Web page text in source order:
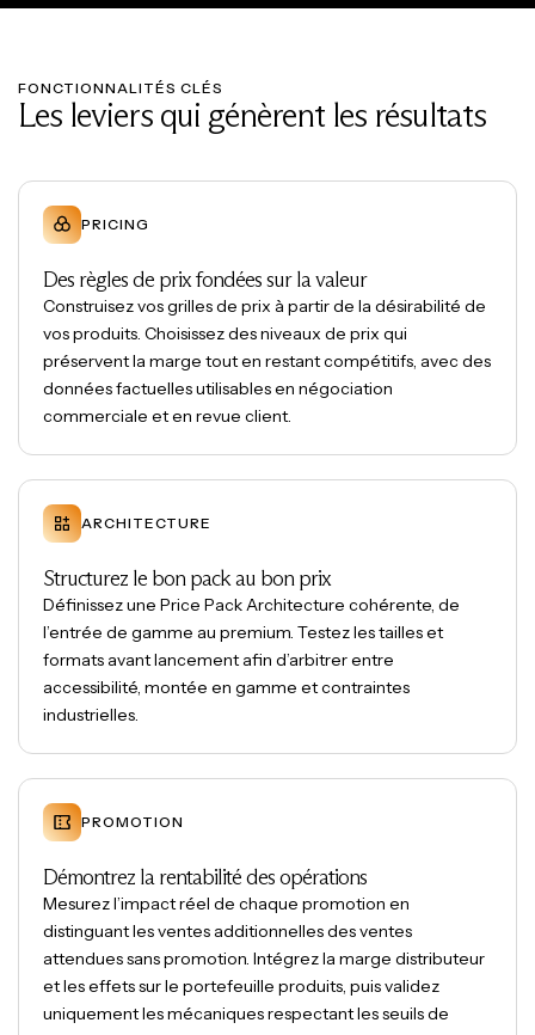
FONCTIONNALITÉS CLÉS
Les leviers qui génèrent les résultats
PRICING
Des règles de prix fondées sur la valeur
Construisez vos grilles de prix à partir de la désirabilité de
vos produits. Choisissez des niveaux de prix qui
préservent la marge tout en restant compétitifs, avec des
données factuelles utilisables en négociation
commerciale et en revue client.
ARCHITECTURE
Structurez le bon pack au bon prix
Définissez une Price Pack Architecture cohérente, de
l’entrée de gamme au premium. Testez les tailles et
formats avant lancement afin d’arbitrer entre
accessibilité, montée en gamme et contraintes
industrielles.
PROMOTION
Démontrez la rentabilité des opérations
Mesurez l’impact réel de chaque promotion en
distinguant les ventes additionnelles des ventes
attendues sans promotion. Intégrez la marge distributeur
et les effets sur le portefeuille produits, puis validez
uniquement les mécaniques respectant les seuils de